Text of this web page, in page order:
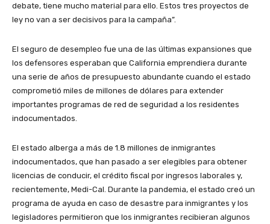
debate, tiene mucho material para ello. Estos tres proyectos de
ley no van a ser decisivos para la campaña”.
El seguro de desempleo fue una de las últimas expansiones que
los defensores esperaban que California emprendiera durante
una serie de años de presupuesto abundante cuando el estado
comprometió miles de millones de dólares para extender
importantes programas de red de seguridad a los residentes
indocumentados.
El estado alberga a más de 1.8 millones de inmigrantes
indocumentados, que han pasado a ser elegibles para obtener
licencias de conducir, el crédito fiscal por ingresos laborales y,
recientemente, Medi-Cal. Durante la pandemia, el estado creó un
programa de ayuda en caso de desastre para inmigrantes y los
legisladores permitieron que los inmigrantes recibieran algunos